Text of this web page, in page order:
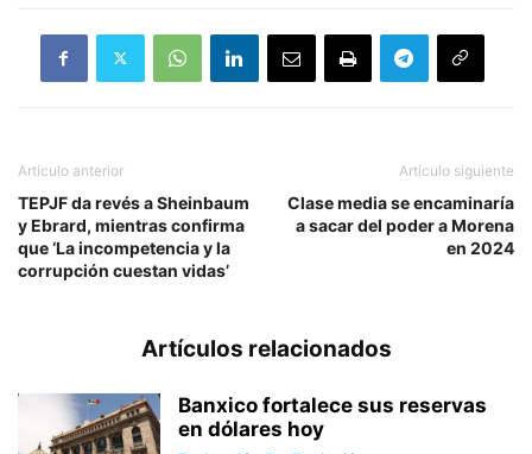
Artículo anterior
TEPJF da revés a Sheinbaum
y Ebrard, mientras confirma
que ‘La incompetencia y la
corrupción cuestan vidas’
Artículo siguiente
Clase media se encaminaría
a sacar del poder a Morena
en 2024
Artículos relacionados
Banxico fortalece sus reservas
en dólares hoy